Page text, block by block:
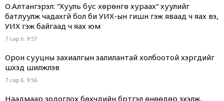
О.Алтангэрэл: “Хууль бус хөрөнгө хураах“ хуулийг
батлуулж чадахгүй бол би УИХ-ын гишүүн гэж яваад ч яах вэ,
УИХ гэж байгаад ч яах юм
7 сар 6. 9:57
Орон сууцны захиалгын залилантай холбоотой хэргүүдийг
шүүхэд шилжүүлэв
7 сар 6. 9:56
Наадмаар зодоглох бөхчүүдийн бүртгэл өнөөдөр эхэлж,